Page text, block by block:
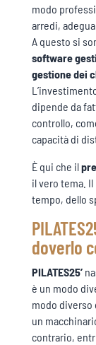
modo
arredi,
A questo si
software
gestione dei
dipende da
controllo,
capacità di
È qui che il
il vero tema.
tempo, dello
doverlo
PILATES25’
è un modo
modo diverso
un
contrario,